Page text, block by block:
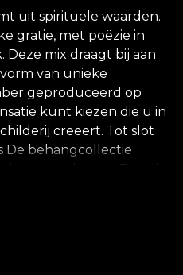
uit spirituele waarden.
gratie, met poëzie in
mix draagt bij aan
van unieke
geproduceerd op
kunt kiezen die u in
creëert. Tot slot
De behangcollectie
in alle gebieden,
periode 400 - 600